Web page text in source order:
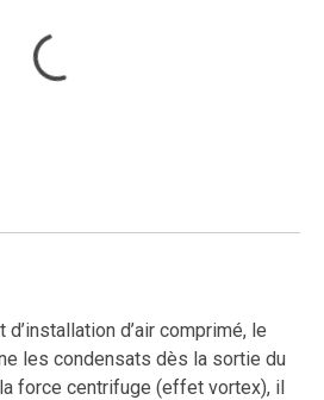
d’air comprimé, le
les condensats dès la sortie du
force centrifuge (effet vortex), il